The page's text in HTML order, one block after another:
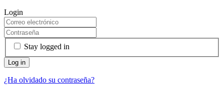
Login
Stay logged in
¿Ha olvidado su contraseña?